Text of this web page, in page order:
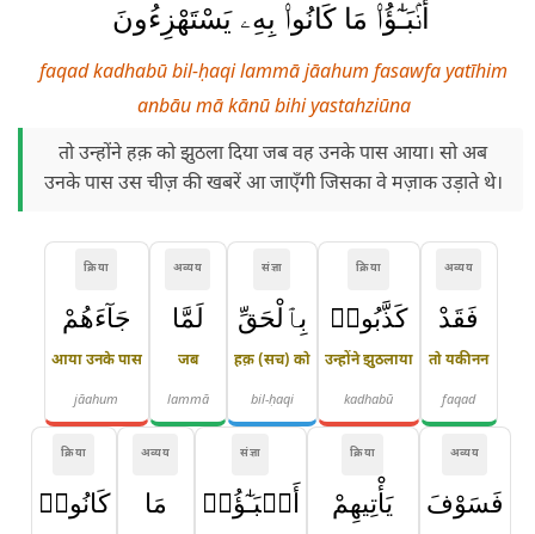
أَنۢبَـٰٓؤُا۟ مَا كَانُوا۟ بِهِۦ يَسْتَهْزِءُونَ
faqad kadhabū bil-ḥaqi lammā jāahum fasawfa yatīhim
anbāu mā kānū bihi yastahziūna
तो उन्होंने हक़ को झुठला दिया जब वह उनके पास आया। सो अब
उनके पास उस चीज़ की खबरें आ जाएँगी जिसका वे मज़ाक उड़ाते थे।
अव्यय
فَقَدْ
तो यकीनन
faqad
क्रिया
كَذَّبُوا۟
उन्होंने झुठलाया
kadhabū
संज्ञा
بِٱلْحَقِّ
हक़ (सच) को
bil-ḥaqi
अव्यय
لَمَّا
जब
lammā
क्रिया
جَآءَهُمْ
आया उनके पास
jāahum
अव्यय
فَسَوْفَ
क्रिया
يَأْتِيهِمْ
संज्ञा
أَنۢبَـٰٓؤُا۟
अव्यय
مَا
क्रिया
كَانُوا۟